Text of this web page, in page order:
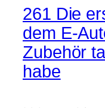
261 Die
dem E-
Zubehör
habe